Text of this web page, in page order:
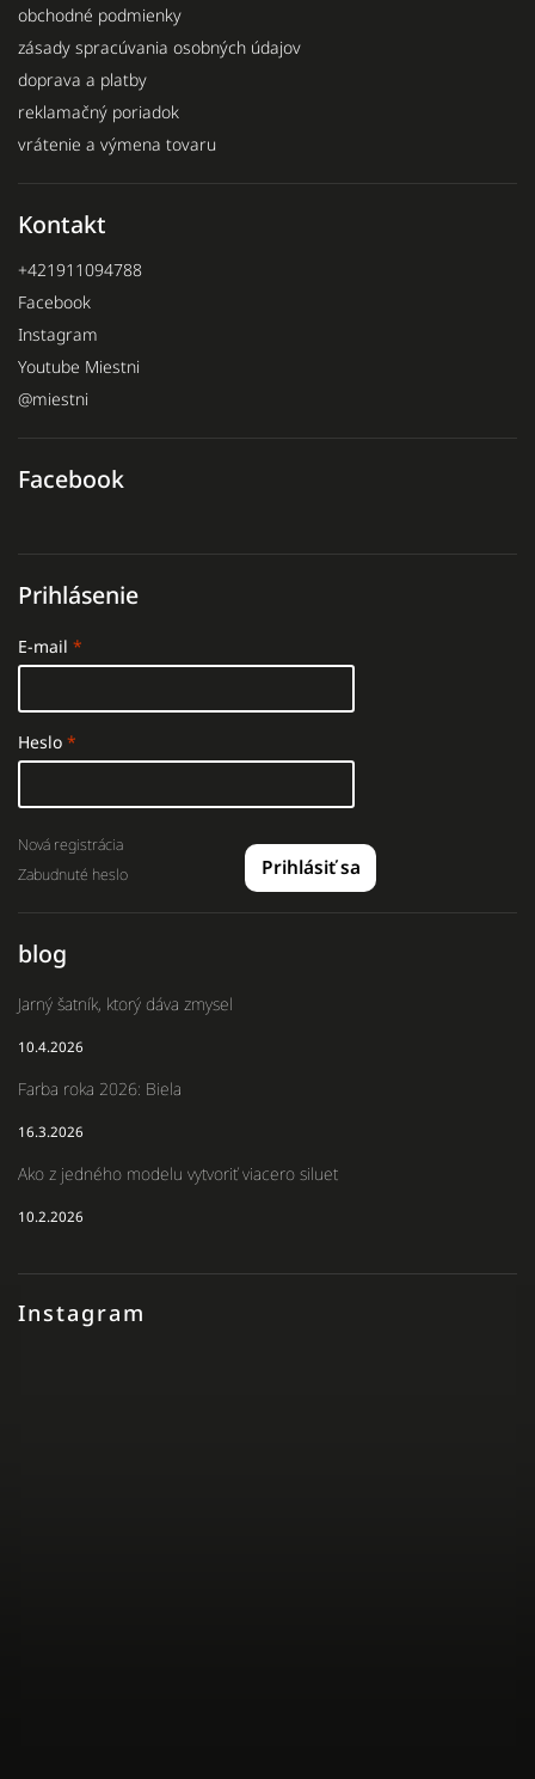
obchodné podmienky
zásady spracúvania osobných údajov
doprava a platby
reklamačný poriadok
vrátenie a výmena tovaru
Kontakt
+421911094788
Facebook
Instagram
Youtube Miestni
@miestni
Facebook
Instagram
Prihlásenie
E-mail
Heslo
Prihlásiť sa
Nová registrácia
Zabudnuté heslo
blog
Jarný šatník, ktorý dáva zmysel
10.4.2026
Farba roka 2026: Biela
16.3.2026
Ako z jedného modelu vytvoriť viacero siluet
10.2.2026